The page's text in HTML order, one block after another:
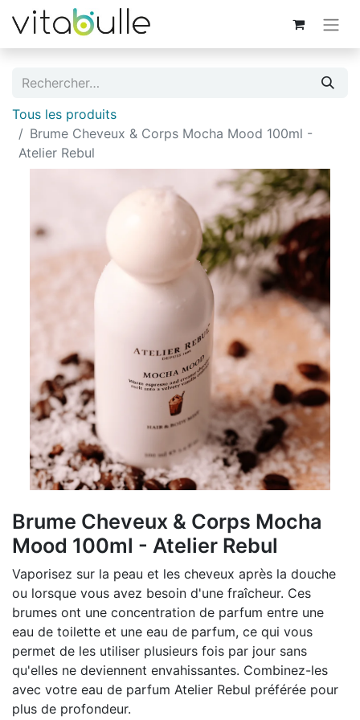
Tous les produits
Brume Cheveux & Corps Mocha Mood 100ml -
Atelier Rebul
Brume Cheveux & Corps Mocha
Mood 100ml - Atelier Rebul
Vaporisez sur la peau et les cheveux après la douche
ou lorsque vous avez besoin d'une fraîcheur. Ces
brumes ont une concentration de parfum entre une
eau de toilette et une eau de parfum, ce qui vous
permet de les utiliser plusieurs fois par jour sans
qu'elles ne deviennent envahissantes. Combinez-les
avec votre eau de parfum Atelier Rebul préférée pour
plus de profondeur.